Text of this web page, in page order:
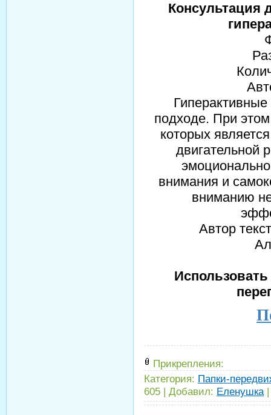
Консультация
подходе. При
которых
двигательной
внимания и
вниманию
Автор
Прикрепления:
Категория: Папки-
605 | Добавил: Еленушка